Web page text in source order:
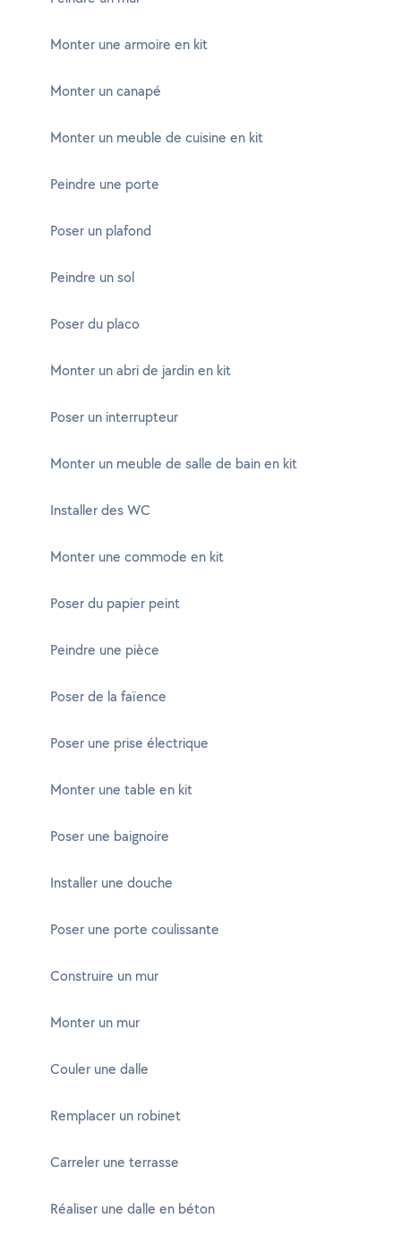
Monter une armoire en kit
Monter un canapé
Monter un meuble de cuisine en kit
Peindre une porte
Poser un plafond
Peindre un sol
Poser du placo
Monter un abri de jardin en kit
Poser un interrupteur
Monter un meuble de salle de bain en kit
Installer des WC
Monter une commode en kit
Poser du papier peint
Peindre une pièce
Poser de la faïence
Poser une prise électrique
Monter une table en kit
Poser une baignoire
Installer une douche
Poser une porte coulissante
Construire un mur
Monter un mur
Couler une dalle
Remplacer un robinet
Carreler une terrasse
Réaliser une dalle en béton